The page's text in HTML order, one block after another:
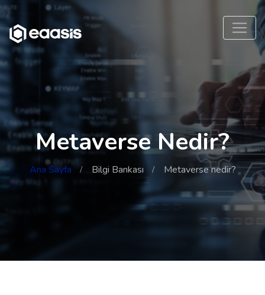
Metaverse Nedir?
Ana Sayfa Bilgi Bankası Metaverse nedir?